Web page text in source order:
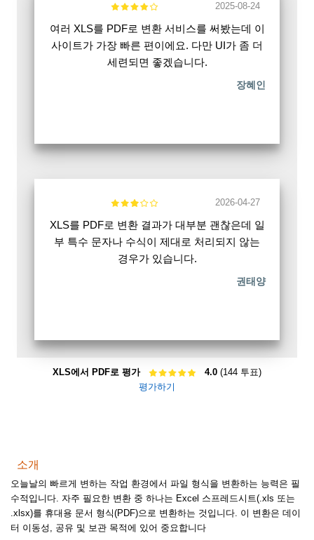
2025-08-24
여러 XLS를 PDF로 변환 서비스를 써봤는데 이
사이트가 가장 빠른 편이에요. 다만 UI가 좀 더
세련되면 좋겠습니다.
장혜인
2026-04-27
XLS를 PDF로 변환 결과가 대부분 괜찮은데 일
부 특수 문자나 수식이 제대로 처리되지 않는
경우가 있습니다.
권태양
XLS에서 PDF로 평가 4.0 (144 투표)
평가하기
소개
오늘날의 빠르게 변하는 작업 환경에서 파일 형식을 변환하는 능력은 필
수적입니다. 자주 필요한 변환 중 하나는 Excel 스프레드시트(.xls 또는
.xlsx)를 휴대용 문서 형식(PDF)으로 변환하는 것입니다. 이 변환은 데이
터 이동성, 공유 및 보관 목적에 있어 중요합니다